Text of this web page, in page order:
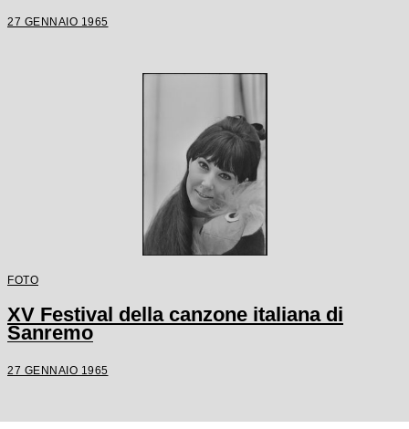
27 GENNAIO 1965
FOTO
XV Festival della canzone italiana di
Sanremo
27 GENNAIO 1965